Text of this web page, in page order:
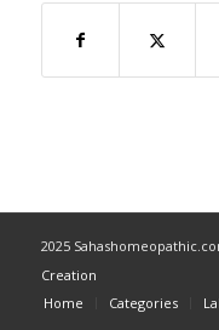
2025
Creation
Home
Categories